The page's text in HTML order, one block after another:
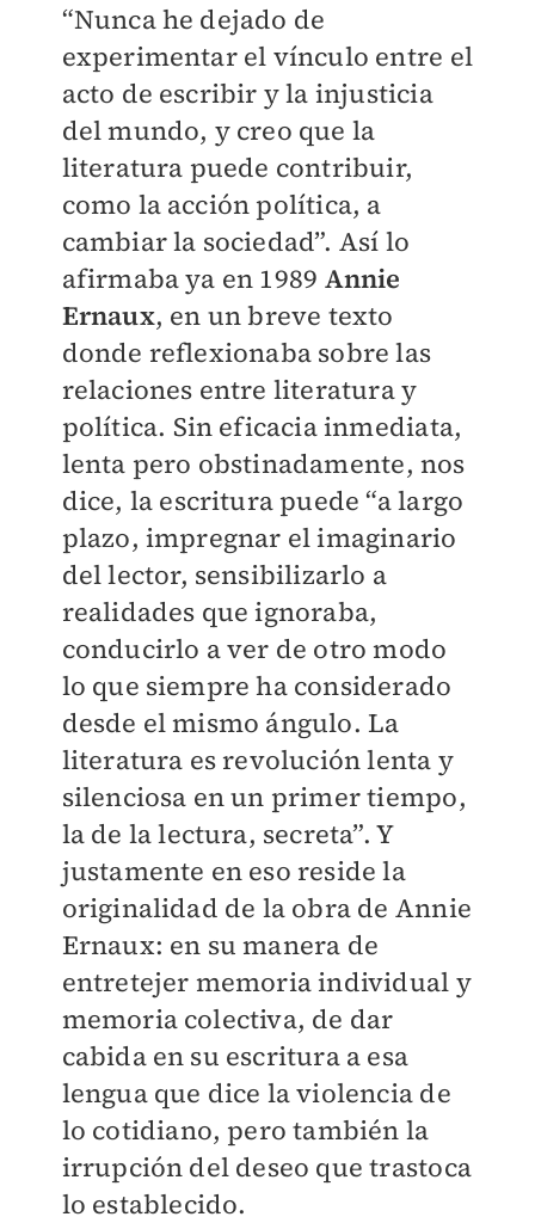
“Nunca he dejado de
experimentar el vínculo entre el
acto de escribir y la injusticia
del mundo, y creo que la
literatura puede contribuir,
como la acción política, a
cambiar la sociedad”. Así lo
afirmaba ya en 1989 Annie
Ernaux, en un breve texto
donde reflexionaba sobre las
relaciones entre literatura y
política. Sin eficacia inmediata,
lenta pero obstinadamente, nos
dice, la escritura puede “a largo
plazo, impregnar el imaginario
del lector, sensibilizarlo a
realidades que ignoraba,
conducirlo a ver de otro modo
lo que siempre ha considerado
desde el mismo ángulo. La
literatura es revolución lenta y
silenciosa en un primer tiempo,
la de la lectura, secreta”. Y
justamente en eso reside la
originalidad de la obra de Annie
Ernaux: en su manera de
entretejer memoria individual y
memoria colectiva, de dar
cabida en su escritura a esa
lengua que dice la violencia de
lo cotidiano, pero también la
irrupción del deseo que trastoca
lo establecido.